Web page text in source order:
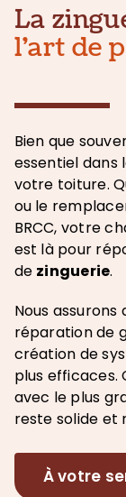
La
l’art de
Bien que
essentiel
votre toiture.
ou le
BRCC, votre
est là pour
de zinguerie.
Nous
réparation de
création de
plus efficaces.
avec le plus
reste solide et
À votre